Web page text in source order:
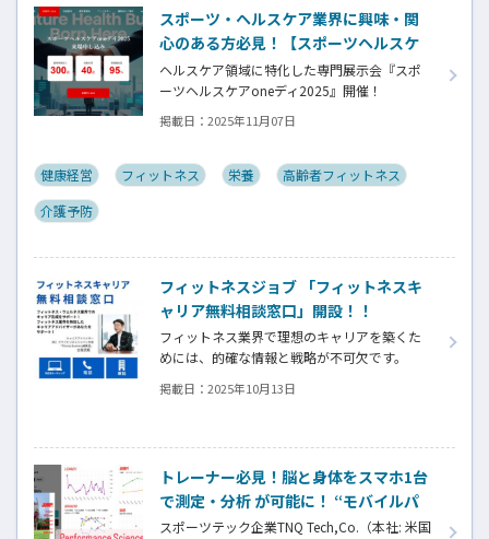
スポーツ・ヘルスケア業界に興味・関
心のある方必見！【スポーツヘルスケ
アoneディ2025開催！！（＠ベルサー
ル六本木）】
ヘルスケア領域に特化した専門展示会『スポ
ーツヘルスケアoneディ2025』開催！
スポーツヘルスケア市場での販路拡大・協業
式会社Keep upが2025年12月４日（木）にベ
ットワークの方々にご参加いただいておりま
掲載日： 2025年11月07日
健康経営 フィットネス 栄養
高齢者フィットネス
介護予防
フィットネスジョブ 「フィットネスキ
ャリア無料相談窓口」開設！！
フィットネス業界で理想のキャリアを築くた
めには、的確な情報と戦略が不可欠です。
なたの課題に合わせて最適な解決策を提案し
・長期的なキャリアプランを描きたい
Fitness Business編集長 古屋があなたのキャリ
ア形成を全力でサポートします。
掲載日： 2025年10月13日
トレーナー必見！脳と身体をスマホ1台
で測定・分析 が可能に！ “モバイルパ
フォーマンスラボ”
スポーツテック企業TNQ Tech,Co.（本社: 米国